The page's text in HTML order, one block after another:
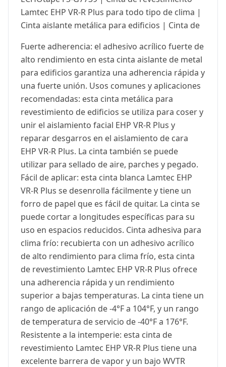
Lamtec EHP VR-R Plus para todo tipo de clima |
Cinta aislante metálica para edificios | Cinta de
Fuerte adherencia: el adhesivo acrílico fuerte de
alto rendimiento en esta cinta aislante de metal
para edificios garantiza una adherencia rápida y
una fuerte unión. Usos comunes y aplicaciones
recomendadas: esta cinta metálica para
revestimiento de edificios se utiliza para coser y
unir el aislamiento facial EHP VR-R Plus y
reparar desgarros en el aislamiento de cara
EHP VR-R Plus. La cinta también se puede
utilizar para sellado de aire, parches y pegado.
Fácil de aplicar: esta cinta blanca Lamtec EHP
VR-R Plus se desenrolla fácilmente y tiene un
forro de papel que es fácil de quitar. La cinta se
puede cortar a longitudes específicas para su
uso en espacios reducidos. Cinta adhesiva para
clima frío: recubierta con un adhesivo acrílico
de alto rendimiento para clima frío, esta cinta
de revestimiento Lamtec EHP VR-R Plus ofrece
una adherencia rápida y un rendimiento
superior a bajas temperaturas. La cinta tiene un
rango de aplicación de -4°F a 104°F, y un rango
de temperatura de servicio de -40°F a 176°F.
Resistente a la intemperie: esta cinta de
revestimiento Lamtec EHP VR-R Plus tiene una
excelente barrera de vapor y un bajo WVTR